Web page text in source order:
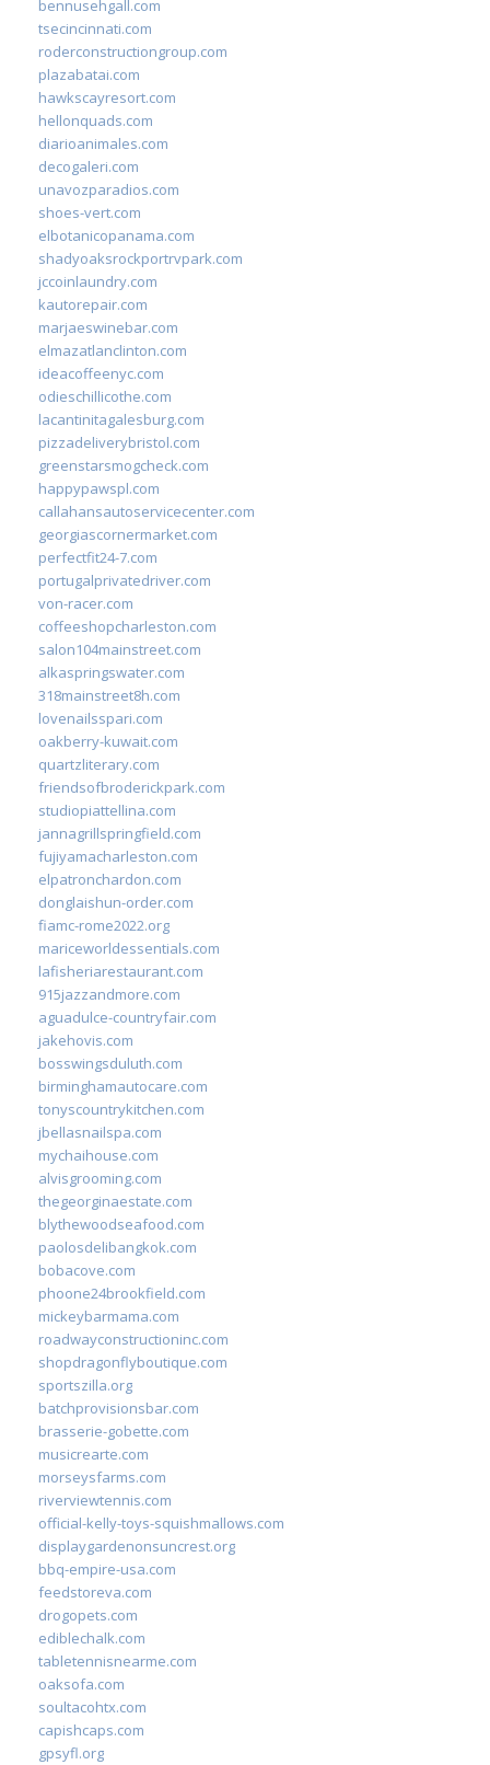
bennusehgall.com
tsecincinnati.com
roderconstructiongroup.com
plazabatai.com
hawkscayresort.com
hellonquads.com
diarioanimales.com
decogaleri.com
unavozparadios.com
shoes-vert.com
elbotanicopanama.com
shadyoaksrockportrvpark.com
jccoinlaundry.com
kautorepair.com
marjaeswinebar.com
elmazatlanclinton.com
ideacoffeenyc.com
odieschillicothe.com
lacantinitagalesburg.com
pizzadeliverybristol.com
greenstarsmogcheck.com
happypawspl.com
callahansautoservicecenter.com
georgiascornermarket.com
perfectfit24-7.com
portugalprivatedriver.com
von-racer.com
coffeeshopcharleston.com
salon104mainstreet.com
alkaspringswater.com
318mainstreet8h.com
lovenailsspari.com
oakberry-kuwait.com
quartzliterary.com
friendsofbroderickpark.com
studiopiattellina.com
jannagrillspringfield.com
fujiyamacharleston.com
elpatronchardon.com
donglaishun-order.com
fiamc-rome2022.org
mariceworldessentials.com
lafisheriarestaurant.com
915jazzandmore.com
aguadulce-countryfair.com
jakehovis.com
bosswingsduluth.com
birminghamautocare.com
tonyscountrykitchen.com
jbellasnailspa.com
mychaihouse.com
alvisgrooming.com
thegeorginaestate.com
blythewoodseafood.com
paolosdelibangkok.com
bobacove.com
phoone24brookfield.com
mickeybarmama.com
roadwayconstructioninc.com
shopdragonflyboutique.com
sportszilla.org
batchprovisionsbar.com
brasserie-gobette.com
musicrearte.com
morseysfarms.com
riverviewtennis.com
official-kelly-toys-squishmallows.com
displaygardenonsuncrest.org
bbq-empire-usa.com
feedstoreva.com
drogopets.com
ediblechalk.com
tabletennisnearme.com
oaksofa.com
soultacohtx.com
capishcaps.com
gpsyfl.org